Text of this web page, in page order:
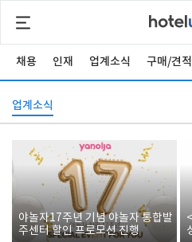
채용 인재 업계소식 구매/견적
업계소식
야놀자17주년 기념 야놀자 통합발
주센터 할인 프로모션 진행